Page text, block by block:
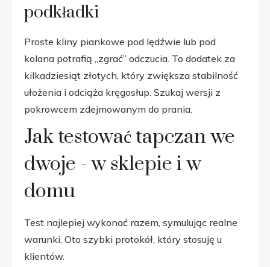
podkładki
Proste kliny piankowe pod lędźwie lub pod
kolana potrafią „zgrać” odczucia. To dodatek za
kilkadziesiąt złotych, który zwiększa stabilność
ułożenia i odciąża kręgosłup. Szukaj wersji z
pokrowcem zdejmowanym do prania.
Jak testować tapczan we
dwoje - w sklepie i w
domu
Test najlepiej wykonać razem, symulując realne
warunki. Oto szybki protokół, który stosuję u
klientów.